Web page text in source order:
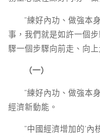
“練好內功、做強本身
事，我們就是如許一個
驟一個步驟向前走、向上
（一）
“練好內功、做強本
經濟新動能。
“中國經濟增加的‘內